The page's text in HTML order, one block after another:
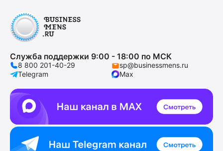
Служба поддержки 9:00 - 18:00 по МСК
8 800 201-40-29
sp@businessmens.ru
Telegram
Max